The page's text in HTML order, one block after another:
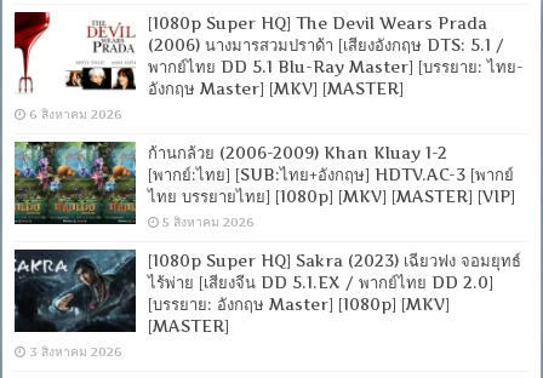
[1080p Super HQ] The Devil Wears Prada
(2006) นางมารสวมปราด้า [เสียงอังกฤษ DTS: 5.1 /
พากย์ไทย DD 5.1 Blu-Ray Master] [บรรยาย: ไทย-
อังกฤษ Master] [MKV] [MASTER]
6 สิงหาคม 2026
ก้านกล้วย (2006-2009) Khan Kluay 1-2
[พากย์:ไทย] [SUB:ไทย+อังกฤษ] HDTV.AC-3 [พากย์
ไทย บรรยายไทย] [1080p] [MKV] [MASTER] [VIP]
5 สิงหาคม 2026
[1080p Super HQ] Sakra (2023) เฉียวฟง จอมยุทธ์
ไร้พ่าย [เสียงจีน DD 5.1.EX / พากย์ไทย DD 2.0]
[บรรยาย: อังกฤษ Master] [1080p] [MKV]
[MASTER]
3 สิงหาคม 2026